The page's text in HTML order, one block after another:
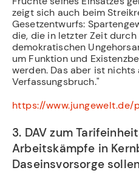
zeigt sich auch beim
Gesetzentwurfs:
die, die in letzter Zeit
demokratischen
um Funktion und
werden. Das aber ist nichts
Verfassungsbruch."
https://www.jungewelt.de/
3. DAV zum
Arbeitskämpfe in
Daseinsvorsorge